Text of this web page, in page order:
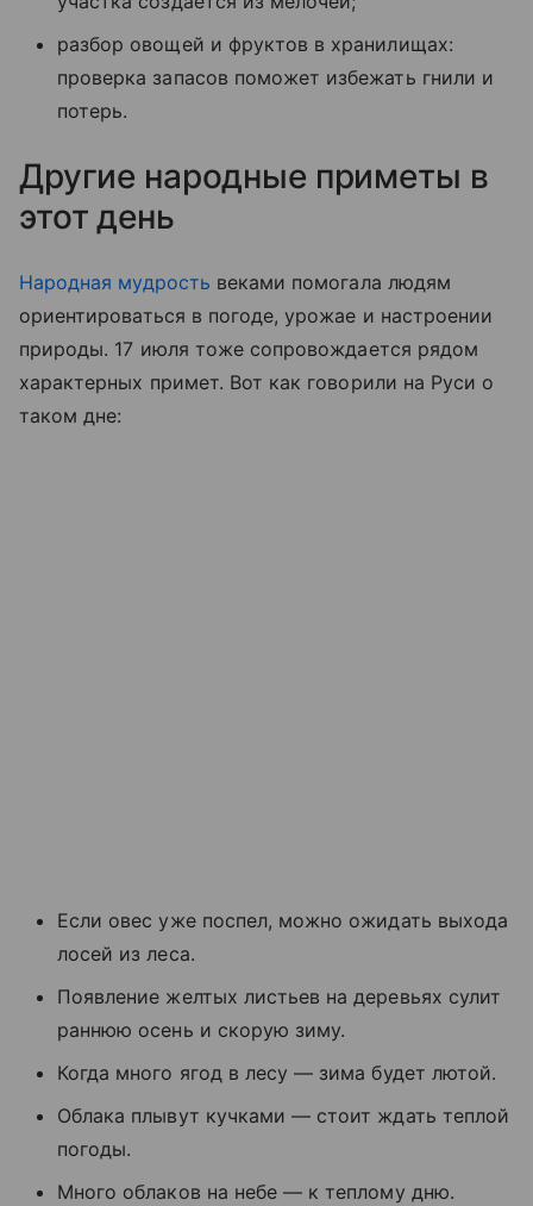
разбор овощей и фруктов в хранилищах:
проверка запасов поможет избежать гнили и
потерь.
Другие народные приметы в
этот день
Народная мудрость веками помогала людям
ориентироваться в погоде, урожае и настроении
природы. 17 июля тоже сопровождается рядом
характерных примет. Вот как говорили на Руси о
таком дне:
Если овес уже поспел, можно ожидать выхода
лосей из леса.
Появление желтых листьев на деревьях сулит
раннюю осень и скорую зиму.
Когда много ягод в лесу — зима будет лютой.
Облака плывут кучками — стоит ждать теплой
погоды.
Много облаков на небе — к теплому дню.